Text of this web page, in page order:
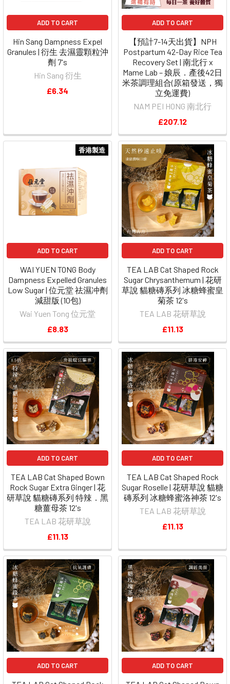
ADD TO CART
Hin Sang Dampness Expel
Granules | 衍生 去濕靈顆粒沖
劑 7's
Hin Sang 衍生
£6.34
ADD TO CART
【預計7-14天出貨】NPH
Postpartum 42-Day Rice Tea
Recovery Set | 南北行 x
Mame Lab – 娘辰．產後42日
米茶調理組合(原箱發送，獨
立免運費)
NAM PEI HONG 南北行
£207.12
香港製造
ADD TO CART
WAI YUEN TONG Body
Dampness Expelled Granules
Low Sugar | 位元堂 祛濕冲劑
減甜版 (10包)
Wai Yuen Tong 位元堂
£8.83
ADD TO CART
TEA LAB Cat Shaped Rock
Sugar Chrysanthemum | 花研
草說 貓糖磚系列 冰糖蜂蜜皇
菊茶 12's
TEA LAB 花研草說
£11.13
ADD TO CART
TEA LAB Cat Shaped Bown
Rock Sugar Extra Ginger | 花
研草說 貓糖磚系列 特辣．黑
糖薑母茶 12's
TEA LAB 花研草說
£11.13
ADD TO CART
TEA LAB Cat Shaped Rock
Sugar Roselle | 花研草說 貓糖
磚系列 冰糖蜂蜜洛神茶 12's
TEA LAB 花研草說
£11.13
ADD TO CART ADD TO CART